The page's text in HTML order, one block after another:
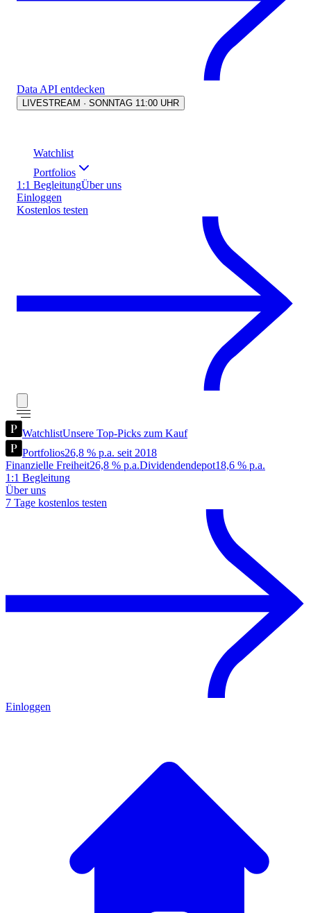
Data API entdecken
LIVESTREAM · SONNTAG 11:00 UHR
Watchlist
Portfolios
1:1 BegleitungÜber uns
Einloggen
Kostenlos testen
WatchlistUnsere Top-Picks zum Kauf
Portfolios26,8 % p.a. seit 2018
Finanzielle Freiheit26,8 % p.a.Dividendendepot18,6 % p.a.
1:1 Begleitung
Über uns
7 Tage kostenlos testen
Einloggen